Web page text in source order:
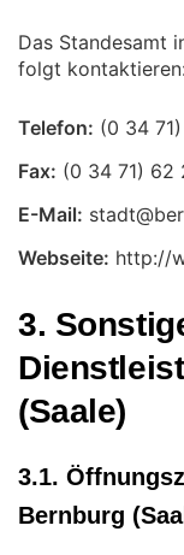
Das Standesamt
folgt kontaktieren:
Telefon:
Fax:
E-Mail:
Webseite: http://
3.
(Saale)
3.1.
Bernburg